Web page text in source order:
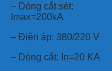
– Dòng cắt sét:
Imax=200kA
– Điện áp: 380/220 V
– Dòng cắt: In=20 KA